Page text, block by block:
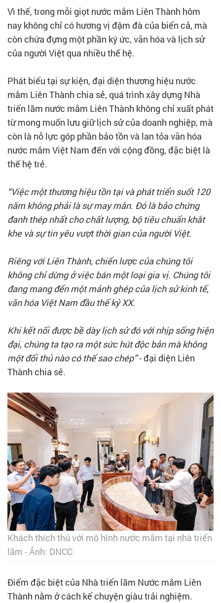
Vì thế, trong mỗi giọt nước mắm Liên Thành hôm
nay không chỉ có hương vị đậm đà của biển cả, mà
còn chứa đựng một phần ký ức, văn hóa và lịch sử
của người Việt qua nhiều thế hệ.
Phát biểu tại sự kiện, đại diện thương hiệu nước
mắm Liên Thành chia sẻ, quá trình xây dựng Nhà
triển lãm nước mắm Liên Thành không chỉ xuất phát
từ mong muốn lưu giữ lịch sử của doanh nghiệp, mà
còn là nỗ lực góp phần bảo tồn và lan tỏa văn hóa
nước mắm Việt Nam đến với cộng đồng, đặc biệt là
thế hệ trẻ.
“Việc một thương hiệu tồn tại và phát triển suốt 120
năm không phải là sự may mắn. Đó là bảo chứng
đanh thép nhất cho chất lượng, bộ tiêu chuẩn khắt
khe và sự tin yêu vượt thời gian của người Việt.
Riêng với Liên Thành, chiến lược của chúng tôi
không chỉ dừng ở việc bán một loại gia vị. Chúng tôi
đang mang đến một mảnh ghép của lịch sử kinh tế,
văn hóa Việt Nam đầu thế kỷ XX.
Khi kết nối được bề dày lịch sử đó với nhịp sống hiện
đại, chúng ta tạo ra một sức hút độc bản mà không
một đối thủ nào có thể sao chép”- đại diện Liên
Thành chia sẻ.
Khách thích thú với mô hình nước mắm tại nhà triển
lãm - Ảnh: DNCC
Điểm đặc biệt của Nhà triển lãm Nước mắm Liên
Thành nằm ở cách kể chuyện giàu trải nghiệm.